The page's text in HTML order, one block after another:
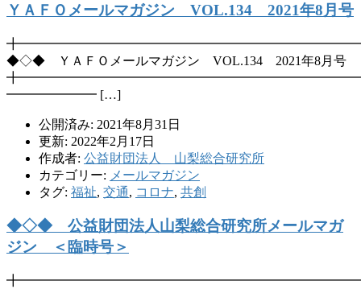
ＹＡＦＯメールマガジン VOL.134 2021年8月号
◆◇◆ ＹＡＦＯメールマガジン VOL.134 2021年8月号
━━━━━━━ […]
公開済み: 2021年8月31日
更新: 2022年2月17日
作成者: 公益財団法人 山梨総合研究所
カテゴリー: メールマガジン
タグ: 福祉, 交通, コロナ, 共創
◆◇◆ 公益財団法人山梨総合研究所メールマガ
ジン ＜臨時号＞